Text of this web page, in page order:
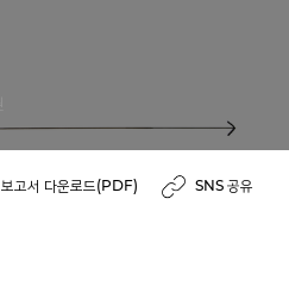
보고서 다운로드(PDF) SNS 공유